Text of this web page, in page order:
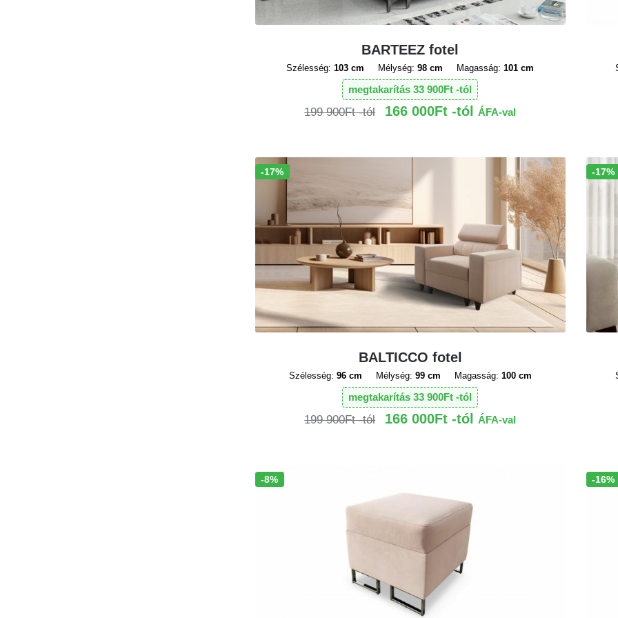
BARTEEZ fotel
Szélesség: 103 cm Mélység: 98 cm Magasság: 101 cm
megtakarítás33 900Ft
199 900Ft 166 000Ft ÁFA-val
Akció!
-17%
BALTICCO fotel
Szélesség: 96 cm Mélység: 99 cm Magasság: 100 cm
megtakarítás33 900Ft
199 900Ft 166 000Ft ÁFA-val
Akció!
-17%
Akció!
-8% Akció!
-16%